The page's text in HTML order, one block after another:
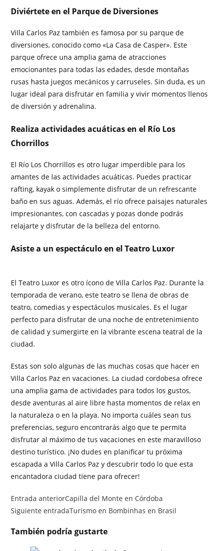
Diviértete en el Parque de Diversiones
Villa Carlos Paz también es famosa por su parque de
diversiones, conocido como «La Casa de Casper». Este
parque ofrece una amplia gama de atracciones
emocionantes para todas las edades, desde montañas
rusas hasta juegos mecánicos y carruseles. Sin duda, es un
lugar ideal para disfrutar en familia y vivir momentos llenos
de diversión y adrenalina.
Realiza actividades acuáticas en el Río Los
Chorrillos
El Río Los Chorrillos es otro lugar imperdible para los
amantes de las actividades acuáticas. Puedes practicar
rafting, kayak o simplemente disfrutar de un refrescante
baño en sus aguas. Además, el río ofrece paisajes naturales
impresionantes, con cascadas y pozas donde podrás
relajarte y disfrutar de la belleza del entorno.
Asiste a un espectáculo en el Teatro Luxor
El Teatro Luxor es otro ícono de Villa Carlos Paz. Durante la
temporada de verano, este teatro se llena de obras de
teatro, comedias y espectáculos musicales. Es el lugar
perfecto para disfrutar de una noche de entretenimiento
de calidad y sumergirte en la vibrante escena teatral de la
ciudad.
Estas son solo algunas de las muchas cosas que hacer en
Villa Carlos Paz en vacaciones. La ciudad cordobesa ofrece
una amplia gama de actividades para todos los gustos,
desde aventuras al aire libre hasta momentos de relax en
la naturaleza o en la playa. No importa cuáles sean tus
preferencias, seguro encontrarás algo que te permita
disfrutar al máximo de tus vacaciones en este maravilloso
destino turístico. ¡No dudes en planificar tu próxima
escapada a Villa Carlos Paz y descubrir todo lo que esta
encantadora ciudad tiene para ofrecer!
Entrada anteriorCapilla del Monte en Córdoba
Siguiente entradaTurismo en Bombinhas en Brasil
También podría gustarte